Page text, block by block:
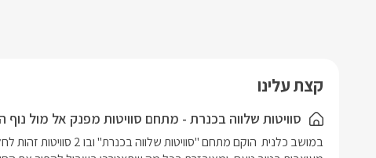
איכותית
פנורמי
לכל סוויטה
קומותיים
קצת עלינו
סוויטות שלווה בכנרת - מתחם סוויטות מפנק אל מול נוף